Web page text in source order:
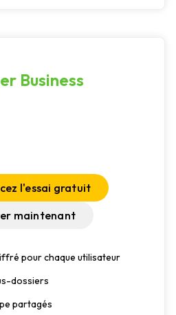
Business
l'essai gratuit
maintenant
pour chaque utilisateur
dossiers
partagés